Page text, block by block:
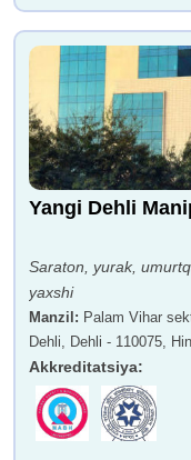
Yangi Dehli
Saraton, yurak,
yaxshi
Manzil : Palam Vihar
Dehli, Dehli - 110075,
Akkreditatsiya: